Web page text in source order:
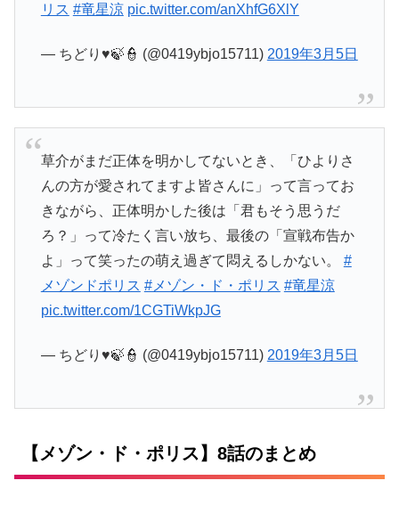
リス #竜星涼 pic.twitter.com/anXhfG6XlY
— ちどり♥🍃👮 (@0419ybjo15711) 2019年3月5日
草介がまだ正体を明かしてないとき、「ひよりさ
んの方が愛されてますよ皆さんに」って言ってお
きながら、正体明かした後は「君もそう思うだ
ろ？」って冷たく言い放ち、最後の「宣戦布告か
よ」って笑ったの萌え過ぎて悶えるしかない。 #
メゾンドポリス #メゾン・ド・ポリス #竜星涼
pic.twitter.com/1CGTiWkpJG
— ちどり♥🍃👮 (@0419ybjo15711) 2019年3月5日
【メゾン・ド・ポリス】8話のまとめ